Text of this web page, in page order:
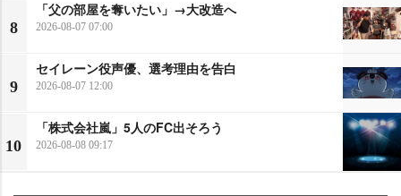
8
「父の部屋を奪いたい」→大改造へ
2026-08-07 07:00
9
セイレーン役声優、選考理由を告白
2026-08-07 12:00
10
「株式会社嵐」5人のFC出そろう
2026-08-08 09:17